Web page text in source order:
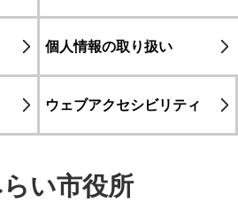
個人情報の取り扱い
ウェブアクセシビリティ
い市役所